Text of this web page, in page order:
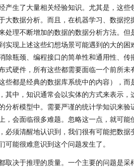
产生了大量相关经验知识。尤其是，这
大数据分析。而且，在机器学习、数据
处理不断增加的数据的数据分析方法。
实现上述这些幻想场景可能遇到的大的
瓶颈、编程接口的简单性和通用性、传
式硬件，所有这些都需要面临一个前所
些都是经典的数据库系统中的内容），
其中，知识通常会以实体的方式来表示
分析模型中。需要严谨的统计学知识来
，会面临很多难题。忽略这一点，就可
必须清醒地认识到，我们很有可能把数
可能很难意识到这个问题发生了。
取决于推理的质量。一个主要的问题是